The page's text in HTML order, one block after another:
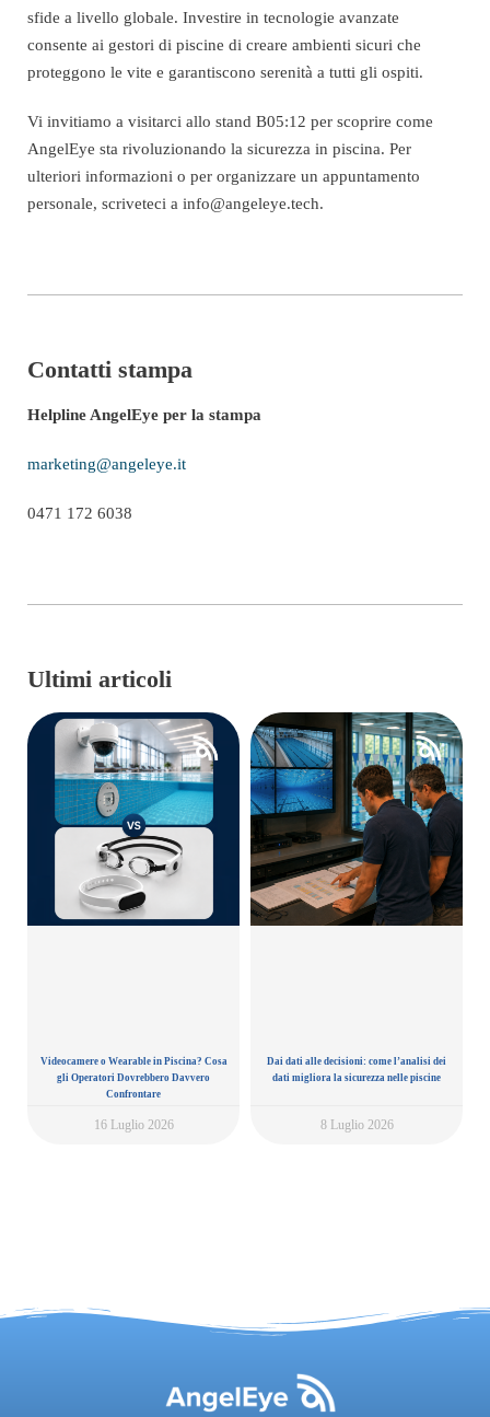
sfide a livello globale. Investire in tecnologie avanzate
consente ai gestori di piscine di creare ambienti sicuri che
proteggono le vite e garantiscono serenità a tutti gli ospiti.
Vi invitiamo a visitarci allo stand B05:12 per scoprire come
AngelEye sta rivoluzionando la sicurezza in piscina. Per
ulteriori informazioni o per organizzare un appuntamento
personale, scriveteci a info@angeleye.tech.
Contatti stampa
Helpline AngelEye per la stampa
marketing@angeleye.it
0471 172 6038
Ultimi articoli
Videocamere o Wearable in Piscina? Cosa
gli Operatori Dovrebbero Davvero
Confrontare
16 Luglio 2026
Dai dati alle decisioni: come l’analisi dei
dati migliora la sicurezza nelle piscine
8 Luglio 2026